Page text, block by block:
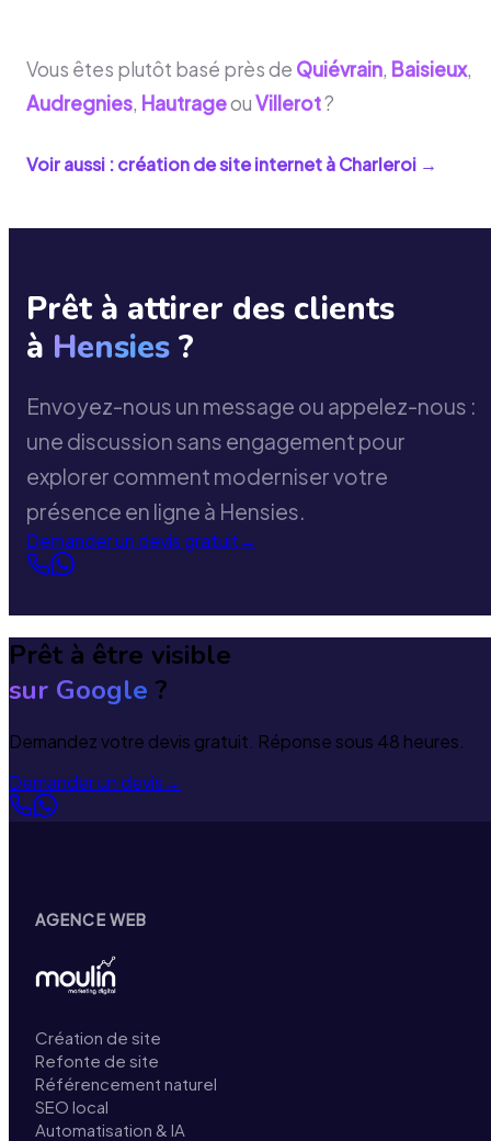
Vous êtes plutôt basé près de Quiévrain, Baisieux,
Audregnies, HautrageouVillerot?
Voir aussi : création de site internet àCharleroi →
Prêt à attirer des clients
à Hensies ?
Envoyez-nous un message ou appelez-nous :
une discussion sans engagement pour
explorer comment moderniser votre
présence en ligne à Hensies.
Demander un devis gratuit→
Prêt à être visible
sur Google ?
Demandez votre devis gratuit. Réponse sous 48 heures.
Demander un devis→
AGENCE WEB
Création de site
Refonte de site
Référencement naturel
SEO local
Automatisation & IA